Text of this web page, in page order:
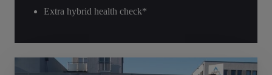
Extra hybrid health check*